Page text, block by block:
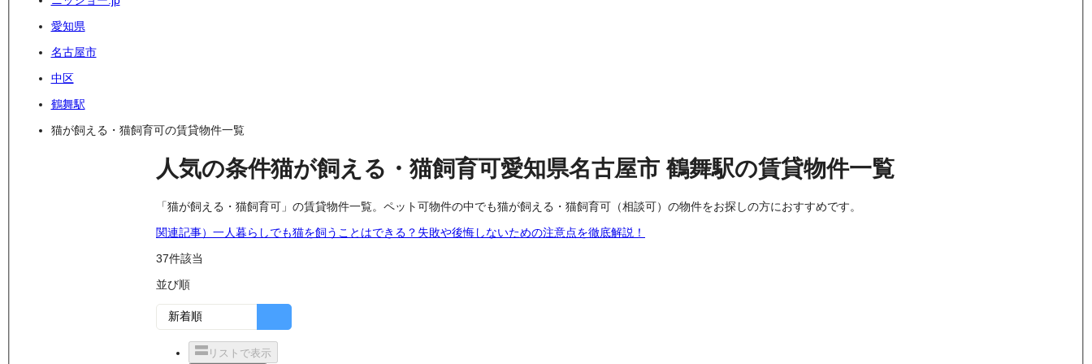
愛知県
名古屋市
中区
鶴舞駅
猫が飼える・猫飼育可の賃貸物件一覧
人気の条件猫が飼える・猫飼育可愛知県名古屋市鶴舞駅の賃貸物件一覧
「猫が飼える・猫飼育可」の賃貸物件一覧。ペット可物件の中でも猫が飼える・猫飼育可（相談可）の物件をお探しの方におすすめです。
関連記事）一人暮らしでも猫を飼うことはできる？失敗や後悔しないための注意点を徹底解説！
37件該当
並び順
リストで表示